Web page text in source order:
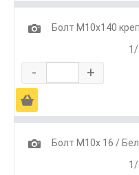
1
Болт М10х140
- +
Ä
1
Болт М10х 16 /